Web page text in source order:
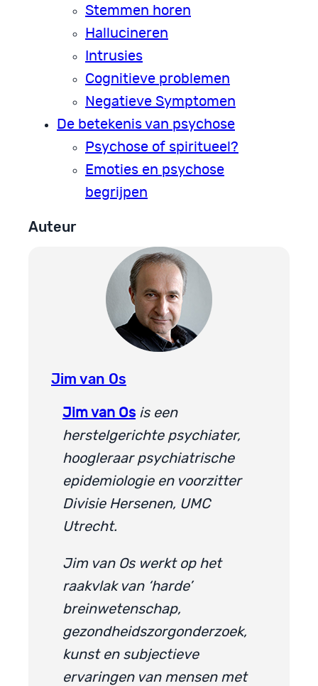
Stemmen horen
Hallucineren
Intrusies
Cognitieve problemen
Negatieve Symptomen
De betekenis van psychose
Psychose of spiritueel?
Emoties en psychose
begrijpen
Auteur
Jim van Os
Jim van Os is een
herstelgerichte psychiater,
hoogleraar psychiatrische
epidemiologie en voorzitter
Divisie Hersenen, UMC
Utrecht.
Jim van Os werkt op het
raakvlak van ‘harde’
breinwetenschap,
gezondheidszorgonderzoek,
kunst en subjectieve
ervaringen van mensen met